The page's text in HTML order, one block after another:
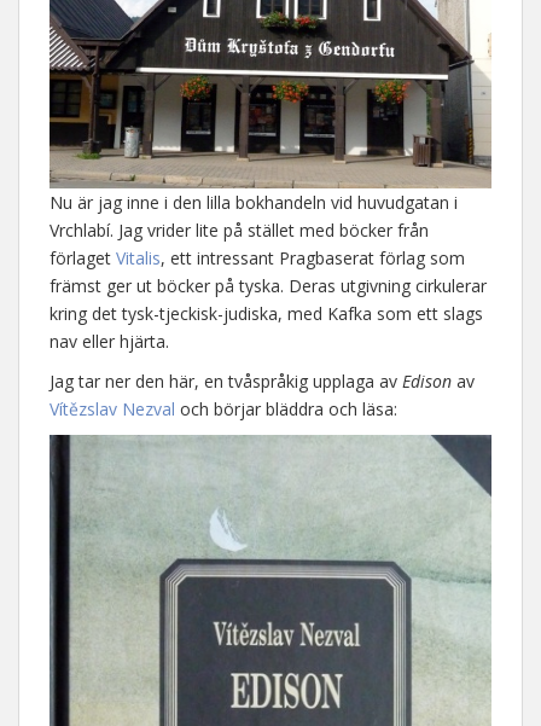
Nu är jag inne i den lilla bokhandeln vid huvudgatan i
Vrchlabí. Jag vrider lite på stället med böcker från
förlaget Vitalis, ett intressant Pragbaserat förlag som
främst ger ut böcker på tyska. Deras utgivning cirkulerar
kring det tysk-tjeckisk-judiska, med Kafka som ett slags
nav eller hjärta.
Jag tar ner den här, en tvåspråkig upplaga av Edison av
Vítězslav Nezval och börjar bläddra och läsa: